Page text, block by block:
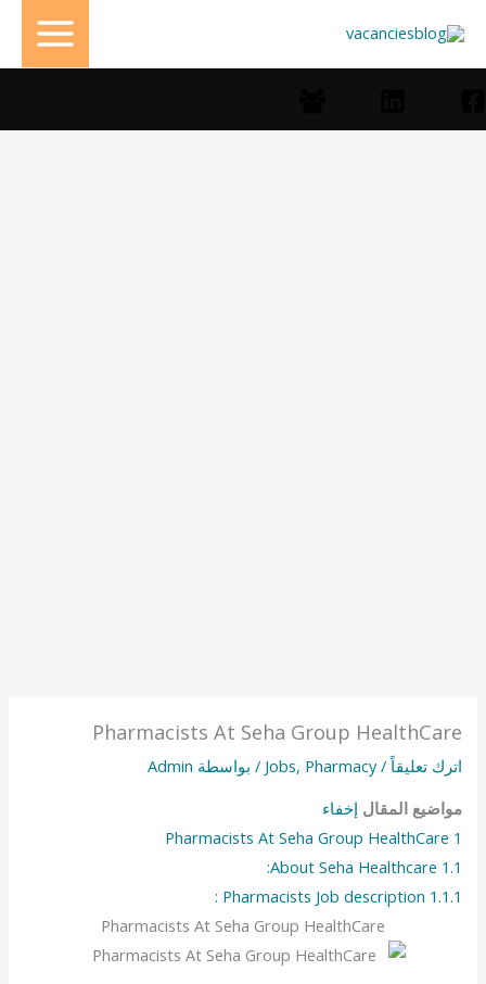
إلى
المحتوى
Pharmacists At Seha Group HealthCare
اترك تعليقاً /
Jobs, Pharmacy / بواسطة Admin
مواضيع المقال إخفاء
1
Pharmacists At Seha Group HealthCare
1.1
About Seha Healthcare:
1.1.1
Pharmacists Job description :
Pharmacists At Seha Group HealthCare